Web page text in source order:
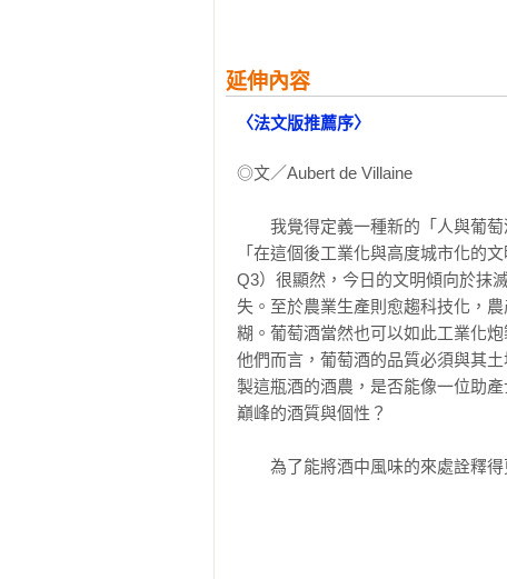
在多年講授葡萄酒的課程中，神祕
——法國布根地大學葡萄酒風土條件
第二章　葡萄酒釀造
Q15各種生物動力法協會之間有何差
Q17生物動力法葡萄酒不含二氧化硫
Q19如何分析一款生物動力法葡萄酒
第三章　葡萄酒的品飲
Q20如何品飲生物動力法葡萄酒？
Q21生物動力法葡萄酒更有益人體健
Q22生物動力法葡萄酒的風味異於其
Q23酒評家如何評斷生物動力法葡萄
Q24有的有機葡萄酒酒質差勁嗎？
Q26生物動力法葡萄酒比較昂貴嗎？
延伸內容
〈法文版推薦序〉
◎文／Aubert de Villaine
我覺得定義一種新的「人與葡萄
「在這個後工業化與高度城市化的
Q3）很顯然，今日的文明傾向於抹
失。至於農業生產則愈趨科技化，
糊。葡萄酒當然也可以如此工業化
他們而言，葡萄酒的品質必須與其
製這瓶酒的酒農，是否能像一位助
巔峰的酒質與個性？
為了能將酒中風味的來處詮釋得